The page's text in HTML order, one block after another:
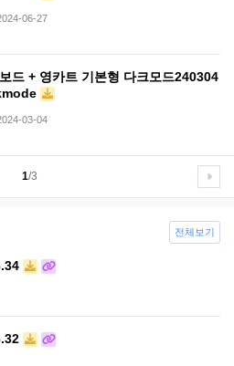
06-27
드 + 영카트 기본형 다크모드240304
03-04
1/3
전체보기